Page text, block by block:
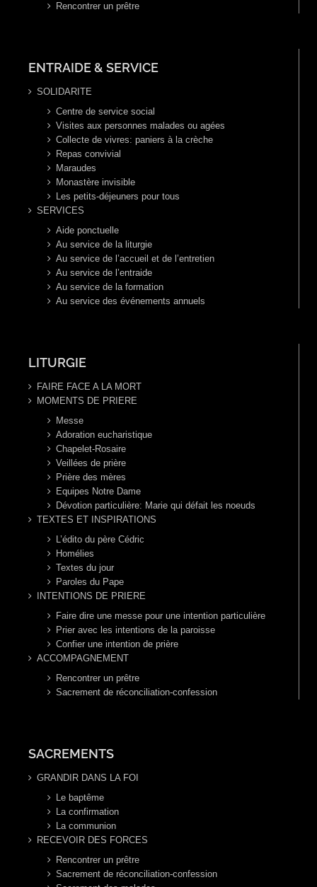
Rencontrer un prêtre
ENTRAIDE & SERVICE
SOLIDARITE
Centre de service social
Visites aux personnes malades ou agées
Collecte de vivres: paniers à la crèche
Repas convivial
Maraudes
Monastère invisible
Les petits-déjeuners pour tous
SERVICES
Aide ponctuelle
Au service de la liturgie
Au service de l’accueil et de l’entretien
Au service de l’entraide
Au service de la formation
Au service des événements annuels
LITURGIE
FAIRE FACE A LA MORT
MOMENTS DE PRIERE
Messe
Adoration eucharistique
Chapelet-Rosaire
Veillées de prière
Prière des mères
Equipes Notre Dame
Dévotion particulière: Marie qui défait les noeuds
TEXTES ET INSPIRATIONS
L’édito du père Cédric
Homélies
Textes du jour
Paroles du Pape
INTENTIONS DE PRIERE
Faire dire une messe pour une intention particulière
Prier avec les intentions de la paroisse
Confier une intention de prière
ACCOMPAGNEMENT
Rencontrer un prêtre
Sacrement de réconciliation-confession
SACREMENTS
GRANDIR DANS LA FOI
Le baptême
La confirmation
La communion
RECEVOIR DES FORCES
Rencontrer un prêtre
Sacrement de réconciliation-confession